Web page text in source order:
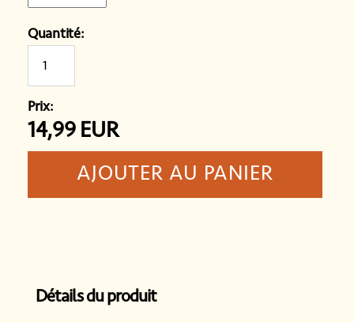
Quantité:
Prix:
14,99 EUR
Détails du produit